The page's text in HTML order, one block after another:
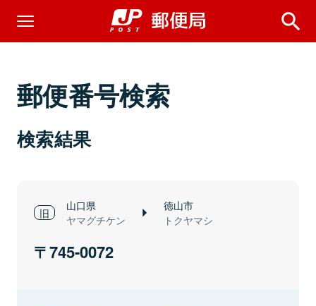
郵便番号検索
検索結果
山口県
ヤマグチケン
徳山市
トクヤマシ
745-0072